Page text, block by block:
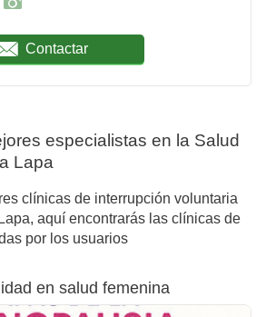
Contactar
especialistas en la Salud
Lapa
clínicas de interrupción voluntaria
aquí encontrarás las clínicas de
por los usuarios
en salud femenina